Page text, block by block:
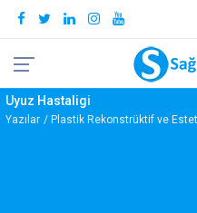
Uyuz Hastaligi
Yazılar Plastik Rekonstrüktif ve